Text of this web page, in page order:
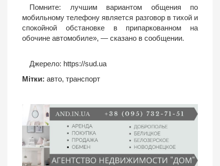
Помните: лучшим вариантом общения по
мобильному телефону является разговор в тихой и
спокойной обстановке в припаркованном на
обочине автомобиле», — сказано в сообщении.
Джерело: https://sud.ua
Мітки: авто, транспорт